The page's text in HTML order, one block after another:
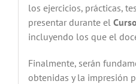
los ejercicios, prácticas,
presentar durante el Curso
incluyendo los que el
Finalmente, serán
obtenidas y la impresión